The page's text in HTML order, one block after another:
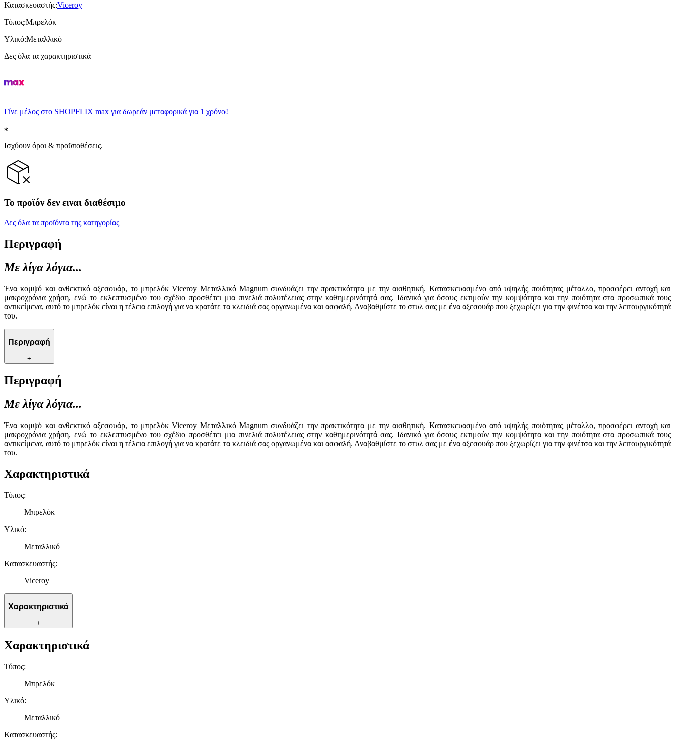
Κατασκευαστής:Viceroy
Τύπος:Μπρελόκ
Υλικό:Μεταλλικό
Δες όλα τα χαρακτηριστικά
Γίνε μέλος στο SHOPFLIX max για δωρεάν μεταφορικά για 1 χρόνο!
Ισχύουν όροι & προϋποθέσεις.
Το προϊόν δεν ειναι διαθέσιμο
Δες όλα τα προϊόντα της κατηγορίας
Περιγραφή
Με λίγα λόγια...
Ένα κομψό και ανθεκτικό αξεσουάρ, το μπρελόκ Viceroy Μεταλλικό Magnum συνδυάζει την πρακτικότητα με την αισθητική. Κατασκευασμένο από υψηλής ποιότητας μέταλλο, προσφέρει αντοχή και
μακροχρόνια χρήση, ενώ το εκλεπτυσμένο του σχέδιο προσθέτει μια πινελιά πολυτέλειας στην καθημερινότητά σας. Ιδανικό για όσους εκτιμούν την κομψότητα και την ποιότητα στα προσωπικά τους
αντικείμενα, αυτό το μπρελόκ είναι η τέλεια επιλογή για να κρατάτε τα κλειδιά σας οργανωμένα και ασφαλή. Αναβαθμίστε το στυλ σας με ένα αξεσουάρ που ξεχωρίζει για την φινέτσα και την λειτουργικότητά
του.
Περιγραφή
+
Περιγραφή
Με λίγα λόγια...
Ένα κομψό και ανθεκτικό αξεσουάρ, το μπρελόκ Viceroy Μεταλλικό Magnum συνδυάζει την πρακτικότητα με την αισθητική. Κατασκευασμένο από υψηλής ποιότητας μέταλλο, προσφέρει αντοχή και
μακροχρόνια χρήση, ενώ το εκλεπτυσμένο του σχέδιο προσθέτει μια πινελιά πολυτέλειας στην καθημερινότητά σας. Ιδανικό για όσους εκτιμούν την κομψότητα και την ποιότητα στα προσωπικά τους
αντικείμενα, αυτό το μπρελόκ είναι η τέλεια επιλογή για να κρατάτε τα κλειδιά σας οργανωμένα και ασφαλή. Αναβαθμίστε το στυλ σας με ένα αξεσουάρ που ξεχωρίζει για την φινέτσα και την λειτουργικότητά
του.
Χαρακτηριστικά
Τύπος:
Μπρελόκ
Υλικό:
Μεταλλικό
Κατασκευαστής:
Viceroy
Χαρακτηριστικά
+
Χαρακτηριστικά
Τύπος:
Μπρελόκ
Υλικό:
Μεταλλικό
Κατασκευαστής: